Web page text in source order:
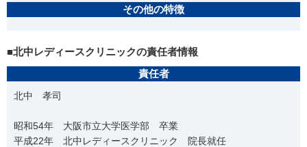
その他の特徴
■北中レディースクリニックの責任者情報
責任者
北中 孝司
昭和54年 大阪市立大学医学部 卒業
平成22年 北中レディースクリニック 院長就任